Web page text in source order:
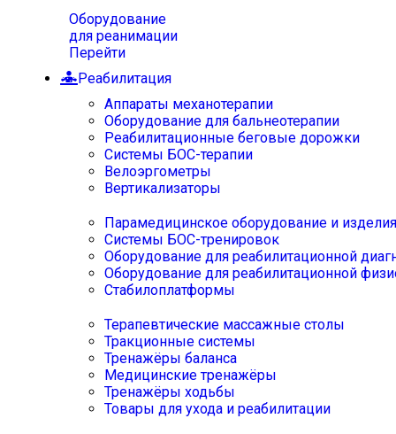
Оборудование
для реанимации
Перейти
Реабилитация
Аппараты механотерапии
Оборудование для бальнеотерапии
Реабилитационные беговые дорожки
Системы БОС-терапии
Велоэргометры
Вертикализаторы
Парамедицинское оборудование и изделия
Системы БОС-тренировок
Оборудование для реабилитационной
Оборудование для реабилитационной
Стабилоплатформы
Терапевтические массажные столы
Тракционные системы
Тренажёры баланса
Медицинские тренажёры
Тренажёры ходьбы
Товары для ухода и реабилитации